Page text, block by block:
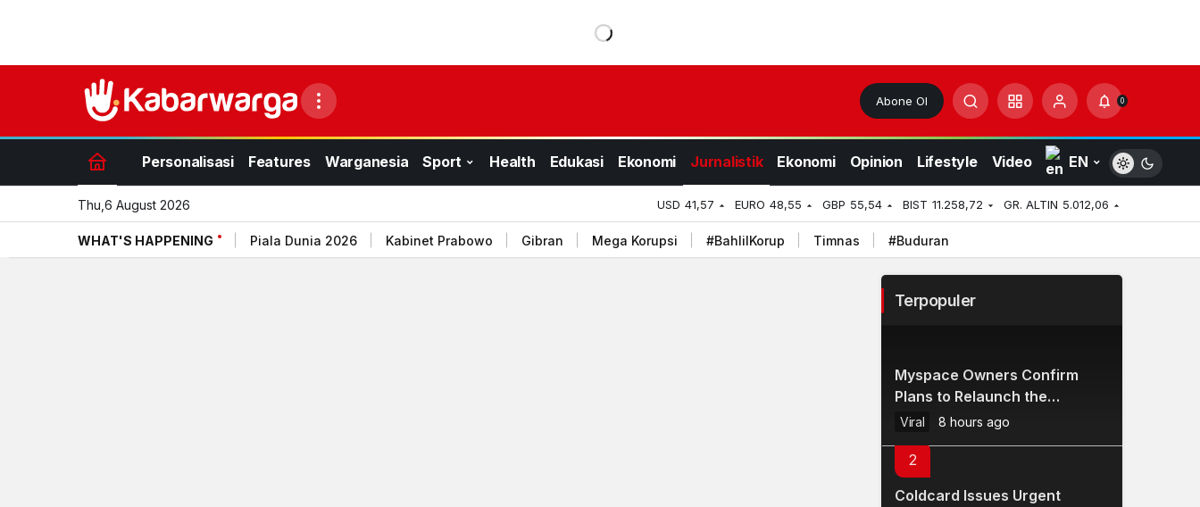
Abone Ol 0
Personalisasi Features Warganesia Sport Health Edukasi Ekonomi Jurnalistik Ekonomi Opinion Lifestyle Video EN
Thu,6 August 2026 USD 41,57 EURO 48,55 GBP 55,54 BIST 11.258,72 GR. ALTIN 5.012,06
WHAT'S HAPPENING Piala Dunia 2026 Kabinet Prabowo Gibran Mega Korupsi #BahlilKorup Timnas #Buduran
Terpopuler
Myspace Owners Confirm
Plans to Relaunch the
Platform
Viral 8 hours ago
2
Coldcard Issues Urgent